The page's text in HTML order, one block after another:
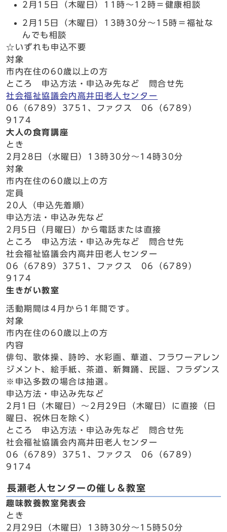
2月15日（木曜日）11時～12時＝健康相談
2月15日（木曜日）13時30分～15時＝福祉な
んでも相談
☆いずれも申込不要
対象
市内在住の60歳以上の方
ところ 申込方法・申込み先など 問合せ先
社会福祉協議会内高井田老人センター
06（6789）3751、ファクス 06（6789）
9174
大人の食育講座
とき
2月28日（水曜日）13時30分～14時30分
対象
市内在住の60歳以上の方
定員
20人（申込先着順）
申込方法・申込み先など
2月5日（月曜日）から電話または直接
ところ 申込方法・申込み先など 問合せ先
社会福祉協議会内高井田老人センター
06（6789）3751、ファクス 06（6789）
9174
生きがい教室
活動期間は4月から1年間です。
対象
市内在住の60歳以上の方
内容
俳句、歌体操、詩吟、水彩画、華道、フラワーアレン
ジメント、絵手紙、茶道、新舞踊、民謡、フラダンス
※申込多数の場合は抽選。
申込方法・申込み先など
2月1日（木曜日）～2月29日（木曜日）に直接（日
曜日、祝休日を除く）
ところ 申込方法・申込み先など 問合せ先
社会福祉協議会内高井田老人センター
06（6789）3751、ファクス 06（6789）
9174
長瀬老人センターの催し＆教室
趣味教養教室発表会
とき
2月29日（木曜日）13時30分～15時50分